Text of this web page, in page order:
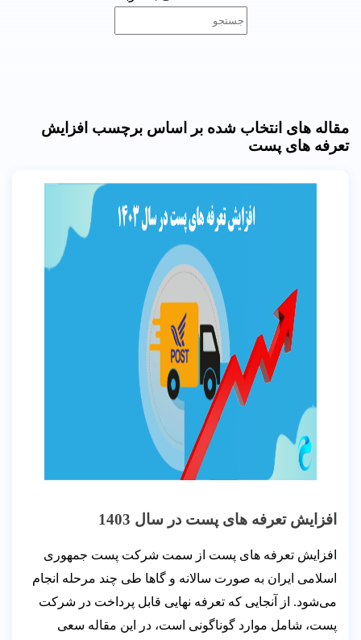
مقاله های انتخاب شده بر اساس برچسب افزایش
تعرفه های پست
افزایش تعرفه های پست در سال 1403
افزایش تعرفه های پست از سمت شرکت پست جمهوری
اسلامی ایران به صورت سالانه و گاها طی چند مرحله انجام
می‌شود. از آنجایی که تعرفه نهایی قابل پرداخت در شرکت
پست، شامل موارد گوناگونی است، در این مقاله سعی